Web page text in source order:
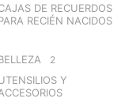
DE RECUERDOS
RECIÉN NACIDOS
2
Y